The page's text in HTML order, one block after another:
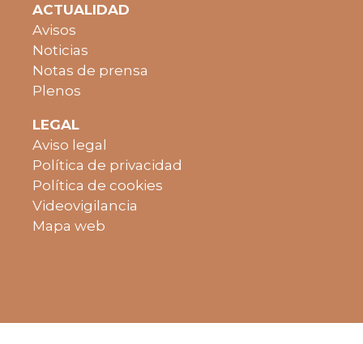
ACTUALIDAD
Avisos
Noticias
Notas de prensa
Plenos
LEGAL
Aviso legal
Política de privacidad
Política de cookies
Videovigilancia
Mapa web